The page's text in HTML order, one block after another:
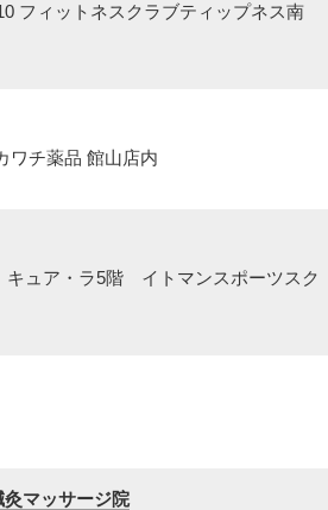
フィットネスクラブティップネス南
チ薬品 館山店内
ュア・ラ5階 イトマンスポーツスク
マッサージ院